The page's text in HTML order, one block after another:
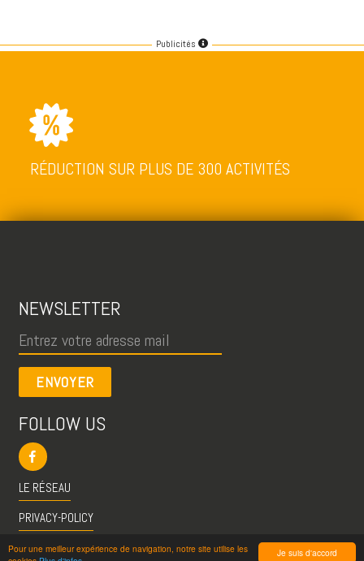
Je suis d'accord
Pour une meilleur expérience de navigation, notre site utilise les
Publicités
RÉDUCTION SUR PLUS DE 300 ACTIVITÉS
NEWSLETTER
ENVOYER
FOLLOW US
LE RÉSEAU
PRIVACY-POLICY
CGU